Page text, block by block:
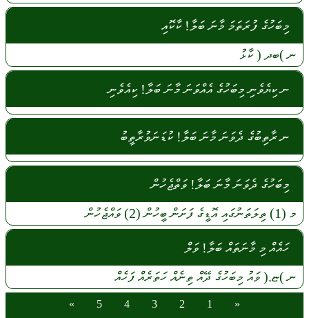
މިބަހުގެ ފުރަތަމަ މާނަ ބަލާ! ކާކޮއި
ނ)ބދ (ކާޅު
ނ ކިޔެވެނި މިބަހުގެ އެއްވަނަ މާނަ ބަލާ! ކިއެވެނި
ނ ރާތިބުގެ ދެވަނަ މާނަ ބަލާ! ކުޑަނަވުރާތީބު
މިބަހުގެ ދެވަނަ މާނަ ބަލާ! ވަތްޖެހުން
މ (1) ތިލަތަނުގައިއޮޑީގެފަށަންބީހުން(2) ވައްޖެހުން
ހައެއް މި މާނަތައް ބަލާ! ވަލް
ނ)ޏ.(ވައު މިބަހުގެ ދޭއް ތިނެއްހަތަރެއްފަހެއް
«
1
2
3
4
5
»